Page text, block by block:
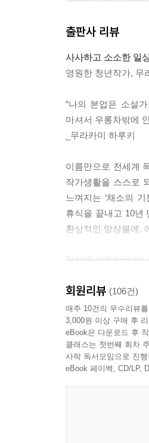
화법이 비슷하다. (
20대에 뭔일이 있
일상은 그의 여러
시시해서 읽는 재
에피소드들을 담담
부인의 증언에 따르
---p.120 ‘커뮤니케이션
출판사 리뷰
사사하고 소소한 일
영원한 청년작가, 무
“나의 본업은 소설
마셔서 우롱차밖에
_무라카미 하루키
이름만으로 전세계
작가생활을 스스로
느껴지는 ‘채소의
휴식을 끝내고 10년
환상적인 앙상블에,
일상을 이화하는 빛
발표하는 작품마다
스스로를 가리켜 ‘
「앙앙」의 권두 연
오랜만에 다시 시작
것이다. 2000년 출
'세계가 열광하는
회원리뷰 (106건)
매주 10건의 우수리뷰
3,000원 이상 구매 후
eBook은 다운로드 후
클래스는 첫번째 회차
사락 독서모임으로 진
eBook 페이백, CD/LP,